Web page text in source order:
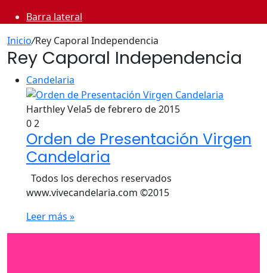
Barra lateral
Inicio/Rey Caporal Independencia
Rey Caporal Independencia
Candelaria
Harthley Vela5 de febrero de 2015
02
Orden de Presentación Virgen
Candelaria
Todos los derechos reservados
www.vivecandelaria.com ©2015
Leer más »